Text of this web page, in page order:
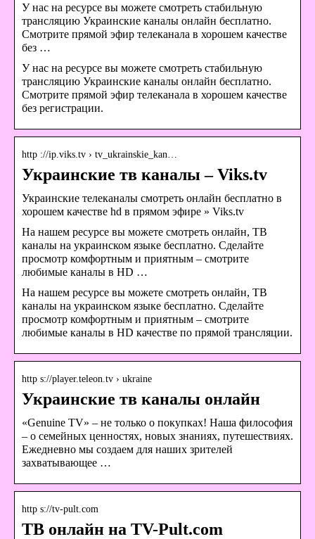
У нас на ресурсе вы можете смотреть стабильную
трансляцию Украинские каналы онлайн бесплатно.
Смотрите прямой эфир телеканала в хорошем качестве
без …
У нас на ресурсе вы можете смотреть стабильную
трансляцию Украинские каналы онлайн бесплатно.
Смотрите прямой эфир телеканала в хорошем качестве
без регистрации.
http ://ip.viks.tv › tv_ukrainskie_kan…
Украинские тв каналы – Viks.tv
Украинские телеканалы смотреть онлайн бесплатно в
хорошем качестве hd в прямом эфире » Viks.tv
На нашем ресурсе вы можете смотреть онлайн, ТВ
каналы на украинском языке бесплатно. Сделайте
просмотр комфортным и приятным – смотрите
любимые каналы в HD …
На нашем ресурсе вы можете смотреть онлайн, ТВ
каналы на украинском языке бесплатно. Сделайте
просмотр комфортным и приятным – смотрите
любимые каналы в HD качестве по прямой трансляции.
http s://player.teleon.tv › ukraine
Украинские тв каналы онлайн
«Genuine TV» – не только о покупках! Наша философия
– о семейных ценностях, новых знаниях, путешествиях.
Ежедневно мы создаем для наших зрителей
захватывающее …
http s://tv-pult.com
ТВ онлайн на TV-Pult.com